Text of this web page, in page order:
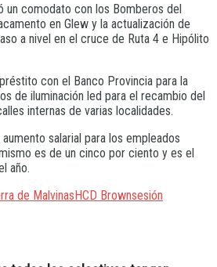
un comodato con los Bomberos del
en Glew y la actualización de
a nivel en el cruce de Ruta 4 e Hipólito
con el Banco Provincia para la
de iluminación led para el recambio del
internas de varias localidades.
salarial para los empleados
es de un cinco por ciento y es el
año.
de MalvinasHCD Brownsesión